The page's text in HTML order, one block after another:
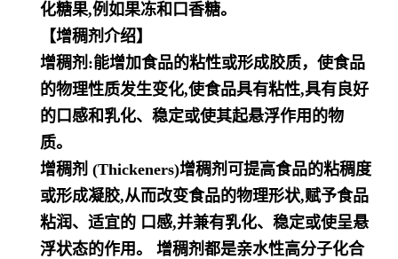
化糖果,例如果冻和口香糖。
【增稠剂介绍】
增稠剂:能增加食品的粘性或形成胶质，使食品
的物理性质发生变化,使食品具有粘性,具有良好
的口感和乳化、稳定或使其起悬浮作用的物
质。
增稠剂 (Thickeners)增稠剂可提高食品的粘稠度
或形成凝胶,从而改变食品的物理形状,赋予食品
粘润、适宜的 口感,并兼有乳化、稳定或使呈悬
浮状态的作用。 增稠剂都是亲水性高分子化合